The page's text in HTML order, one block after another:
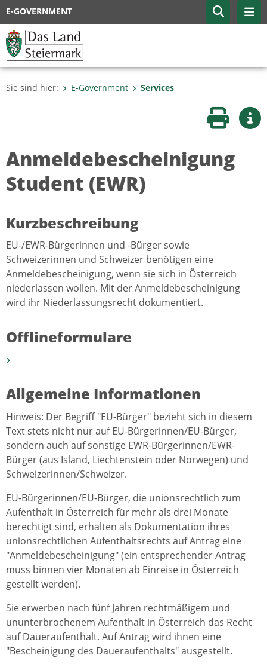
E-GOVERNMENT
Sie sind hier: E-Government Services
Seite
Anmeldebescheinigung
Student (EWR)
Kurzbeschreibung
EU-/EWR-Bürgerinnen und -Bürger sowie
Schweizerinnen und Schweizer benötigen eine
Anmeldebescheinigung, wenn sie sich in Österreich
niederlassen wollen. Mit der Anmeldebescheinigung
wird ihr Niederlassungsrecht dokumentiert.
Offlineformulare
Allgemeine Informationen
Hinweis: Der Begriff "EU-Bürger" bezieht sich in diesem
Text stets nicht nur auf EU-Bürgerinnen/EU-Bürger,
sondern auch auf sonstige EWR-Bürgerinnen/EWR-
Bürger (aus Island, Liechtenstein oder Norwegen) und
Schweizerinnen/Schweizer.
EU-Bürgerinnen/EU-Bürger, die unionsrechtlich zum
Aufenthalt in Österreich für mehr als drei Monate
berechtigt sind, erhalten als Dokumentation ihres
unionsrechtlichen Aufenthaltsrechts auf Antrag eine
"Anmeldebescheinigung" (ein entsprechender Antrag
muss binnen vier Monaten ab Einreise in Österreich
gestellt werden).
Sie erwerben nach fünf Jahren rechtmäßigem und
ununterbrochenem Aufenthalt in Österreich das Recht
auf Daueraufenthalt. Auf Antrag wird ihnen eine
"Bescheinigung des Daueraufenthalts" ausgestellt.